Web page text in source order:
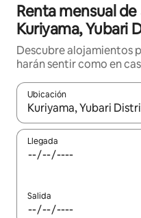
Renta mensual
Kuriyama, Yubari
Descubre alojamientos
harán sentir como en
Ubicación
Cuando los resultados
Llegada
Salida